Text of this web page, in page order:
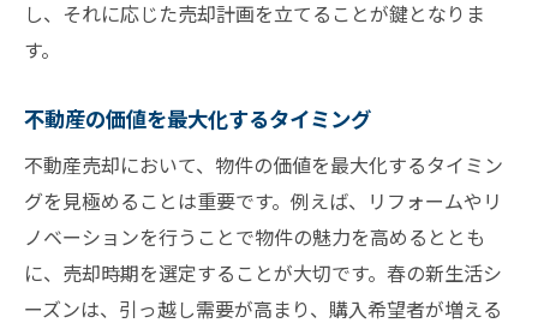
タイミングを逃さないための計画立案
ト
新生活需要に対応した物件準備
新生活を始める人の心理を理解する
新生活シーズンならではの広告戦略
物件の魅力を引き出す見せ方
新生活需要のピークを逃さない売却活動
し、それに応じた売却計画を立てることが鍵となりま
す。
不動産の価値を最大化するタイミング
不動産売却において、物件の価値を最大化するタイミン
グを見極めることは重要です。例えば、リフォームやリ
ノベーションを行うことで物件の魅力を高めるととも
に、売却時期を選定することが大切です。春の新生活シ
ーズンは、引っ越し需要が高まり、購入希望者が増える